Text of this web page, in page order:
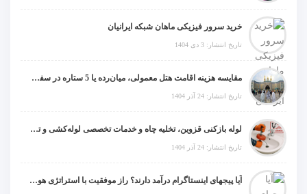
خرید سرور فیزیکی ماهان شبکه ایرانیان
تاریخ انتشار: 3 دی 1404
مقایسه هزینه اقامت هتل معمولی، میان‌رده یا 5 ستاره در سفر زیارتی عراق
تاریخ انتشار: 24 آذر 1404
لوله بازکنی قزوین، تخلیه چاه و خدمات تخصصی لوله‌کشی و تشخیص ترکیدگی
تاریخ انتشار: 24 آذر 1404
آیا پیجهای اینستاگرام درآمد دارند؟ راز موفقیت با استراتژی هوشمندانه